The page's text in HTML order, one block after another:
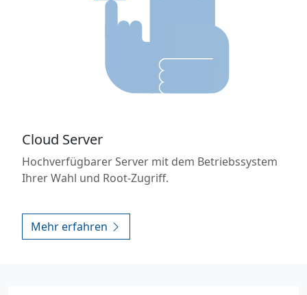
Cloud Server
Hochverfügbarer Server mit dem Betriebssystem
Ihrer Wahl und Root-Zugriff.
Mehr erfahren